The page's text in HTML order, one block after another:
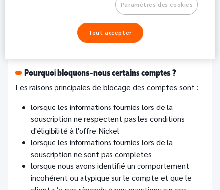
respecter la réglementation en vigueur. Ce cadre
réglementaire est avant tout une garantie de bon
fonctionnement et en particulier de sécurité pour les
fonds confiés par nos clients.
Pourquoi bloquons-nous certains comptes ?
Les raisons principales de blocage des comptes sont :
lorsque les informations fournies lors de la
souscription ne respectent pas les conditions
d'éligibilité à l'offre Nickel
lorsque les informations fournies lors de la
souscription ne sont pas complètes
lorsque nous avons identifié un comportement
incohérent ou atypique sur le compte et que le
Paramètres des cookies
Tout accepter